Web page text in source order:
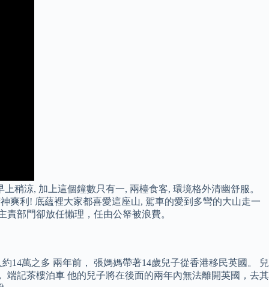
稍涼, 加上這個鐘數只有一, 兩檯食客, 環境格外清幽舒服。
爽利! 底蘊裡大家都喜愛這座山, 駕車的愛到多彎的大山走一
部門卻放任懶理，任由公帑被浪費。
14萬之多 兩年前， 張媽媽帶著14歲兒子從香港移民英國。 兒
記茶樓泊車 他的兒子將在後面的兩年內無法離開英國，去其